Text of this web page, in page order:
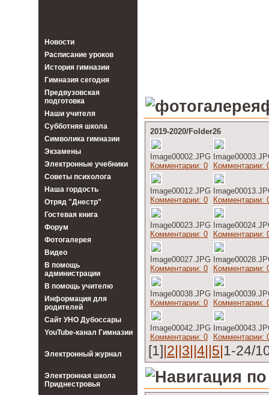
Новости
Расписание уроков
История гимназии
Гимназия сегодня
Предвузовская
подготовка
Наши учителя
Субботняя школа
Символика гимназии
Экзамены
Электронные учебники
Советы психолога
Наша гордость
Отряд "Днестр"
Гостевая книга
Форум
Фотогалерея
Видео
В помощь
администрации
В помощь учителю
Информация для
родителей
Cайт УНО Дубоссары
YouTube-канал Гимназии
Электронный журнал
Электронная школа
Приднестровья
2019-2020/Folder26
Image00002.JPG
Комментарии: 0
Комментарии:
Image00012.JPG
Комментарии: 0
Комментарии:
Image00023.JPG
Комментарии: 0
Комментарии:
Image00027.JPG
Комментарии: 0
Комментарии:
Image00038.JPG
Комментарии: 0
Комментарии:
Image00042.JPG
Комментарии: 0
Комментарии:
[1] |2| |3| |4| |5| 1-24/